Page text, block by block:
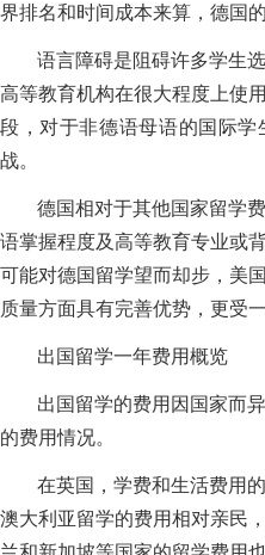
界排名和时间成本来算，德国
语言障碍是阻碍许多学生
高等教育机构在很大程度上使
段，对于非德语母语的国际
战。
德国相对于其他国家留学
语掌握程度及高等教育专业或
可能对德国留学望而却步，美
质量方面具有完善优势，更受
出国留学一年费用概览
出国留学的费用因国家而
的费用情况。
在英国，学费和生活费用
澳大利亚留学的费用相对亲民